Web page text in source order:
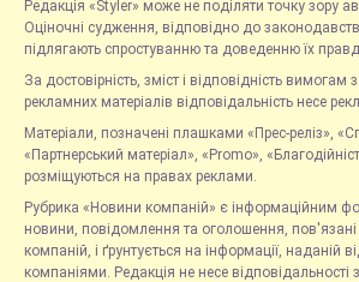
Редакція «Styler» може не поділяти точку зору
Оціночні судження, відповідно до
підлягають спростуванню та доведенню їх
За достовірність, зміст і відповідність вимогам
рекламних матеріалів відповідальність несе
Матеріали, позначені плашками «Прес-реліз»,
«Партнерський матеріал», «Promo»,
розміщуються на правах реклами.
Рубрика «Новини компаній» є інформаційним
новини, повідомлення та оголошення, пов'язані
компаній, і ґрунтується на інформації, наданій
компаніями. Редакція не несе відповідальності